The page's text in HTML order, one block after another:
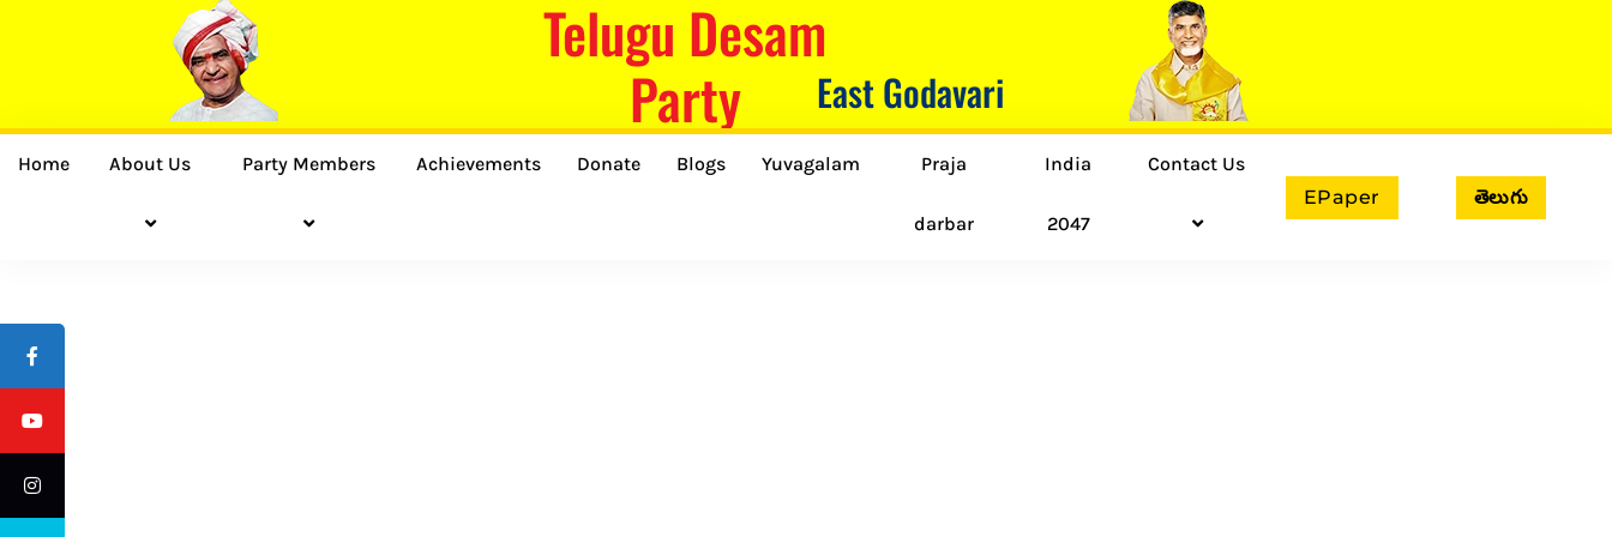
Telugu Desam
Party
East Godavari
Home About Us Party Members Achievements Donate Blogs Yuvagalam Praja
darbar
India
2047
Contact Us
EPaper
తెలుగు